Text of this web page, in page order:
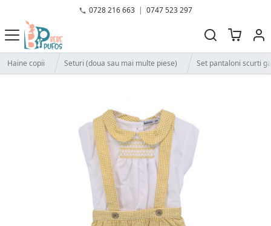
0728 216 663 | 0747 523 297
Haine copii Seturi (doua sau mai multe piese) Set pantaloni scurti